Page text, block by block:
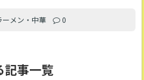
ーメン・中華 0
記事一覧